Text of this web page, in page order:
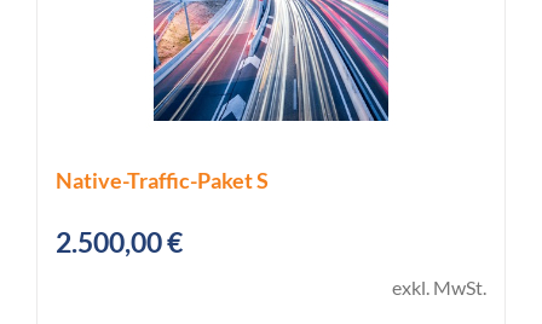
Native-Traffic-Paket S
2.500,00€
exkl. MwSt.